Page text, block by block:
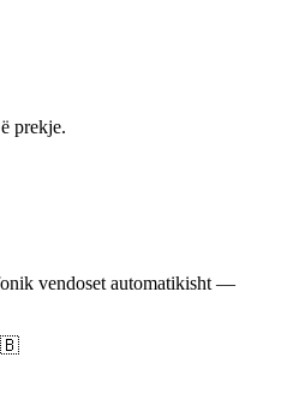
prekje.
vendoset automatikisht —